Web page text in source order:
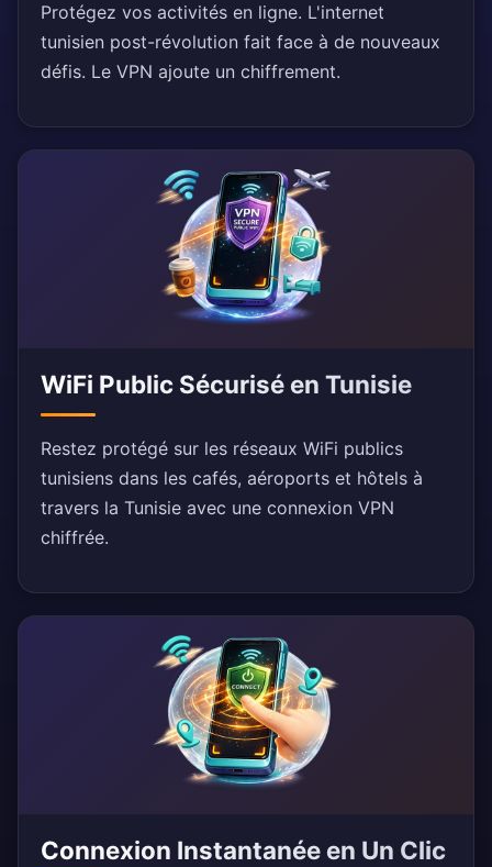
Protégez vos activités en ligne. L'internet
tunisien post-révolution fait face à de nouveaux
défis. Le VPN ajoute un chiffrement.
WiFi Public Sécurisé en Tunisie
Restez protégé sur les réseaux WiFi publics
tunisiens dans les cafés, aéroports et hôtels à
travers la Tunisie avec une connexion VPN
chiffrée.
Connexion Instantanée en Un Clic